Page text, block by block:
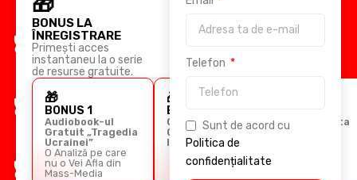
BONUS LA
ÎNREGISTRARE
Primești acces
instantaneu la o serie
de resurse gratuite.
🎁
BONUS 1
Audiobook-ul
Gratuit „Tragedia
Ucrainei”
O Analiză pe care
nu o Vei Afla din
Mass-Media
🎁
BONUS 2
Ghidul
Comunicării
Imperiale
Cursul Arta
Retoricii
Telefon
Sunt de acord cu
Politica de
confidențialitate